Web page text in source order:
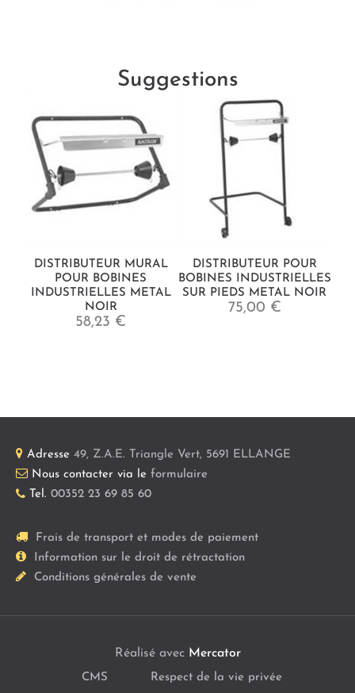
Suggestions
DISTRIBUTEUR MURAL
POUR BOBINES
INDUSTRIELLES METAL
NOIR
58,23 €
DISTRIBUTEUR POUR
BOBINES INDUSTRIELLES
SUR PIEDS METAL NOIR
75,00 €
Adresse 49, Z.A.E. Triangle Vert, 5691 ELLANGE
Nous contacter via le formulaire
Tel. 00352 23 69 85 60
Frais de transport et modes de paiement
Information sur le droit de rétractation
Conditions générales de vente
Réalisé avec Mercator
CMS Respect de la vie privée